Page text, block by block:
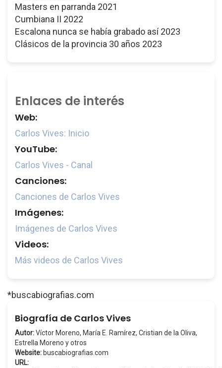
Masters en parranda 2021
Cumbiana II 2022
Escalona nunca se había grabado así 2023
Clásicos de la provincia 30 años 2023
Enlaces de interés
Web:
Carlos Vives: Inicio
YouTube:
Carlos Vives - Canal
Canciones:
Canciones de Carlos Vives
Imágenes:
Imágenes de Carlos Vives
Videos:
Más videos de Carlos Vives
*buscabiografias.com
Biografía de Carlos Vives
Autor:Víctor Moreno, María E. Ramírez, Cristian de la Oliva,
Estrella Moreno y otros
Website: buscabiografias.com
URL: